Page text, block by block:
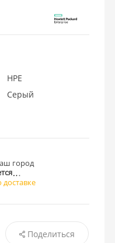
HPE
Серый
город
Поделиться